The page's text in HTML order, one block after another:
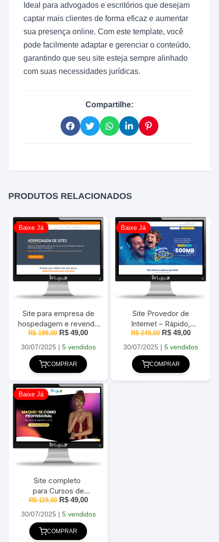
Ideal para advogados e escritórios que desejam
captar mais clientes de forma eficaz e aumentar
sua presença online. Com este template, você
pode facilmente adaptar e gerenciar o conteúdo,
garantindo que seu site esteja sempre alinhado
com suas necessidades jurídicas.
Compartilhe:
PRODUTOS RELACIONADOS
Baixe Já
Site para empresa de
hospedagem e revenda
de Hospedagem 2025
R$199,00 O
original
era:
R$ 199,00.
R$ 49,00O
atual
30/07/2025 | 5 vendidos
COMPRAR
Baixe Já
Site Provedor de
Internet – Rápido,
Responsivo e Completo
– 2025
R$249,00 O
original
era:
R$ 249,00.
R$49,00O
atual
30/07/2025 |5 vendidos
COMPRAR
Baixe Já
Site completo
para Cursos de
Maquiagem Super
Completo 2025
R$119,00 O
original
era:
R$ 119,00.
R$49,00O
atual
30/07/2025 | 5 vendidos
COMPRAR